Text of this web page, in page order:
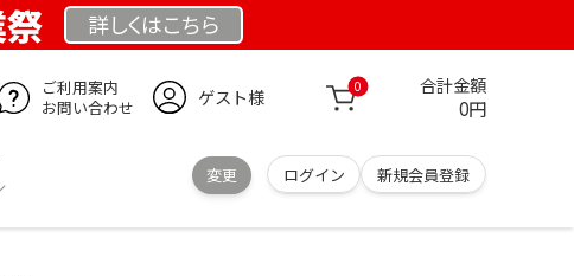
詳しくはこちら
ご利用案内
お問い合わせ
ゲスト様 0 合計金額
0円
変更 ログイン 新規会員登録